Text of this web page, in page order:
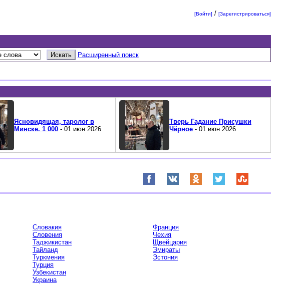
[Войти] /[Зарегистрироваться]
Расширенный поиск
Ясновидящая, таролог в
Минске. 1 000- 01 июн 2026
Тверь Гадание Присушки
Чёрное- 01 июн 2026
Словакия
Словения
Таджикистан
Тайланд
Туркмения
Турция
Узбекистан
Украина
Франция
Чехия
Щвейцария
Эмираты
Эстония